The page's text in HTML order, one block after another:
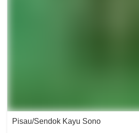
Pisau/Sendok Kayu Sono